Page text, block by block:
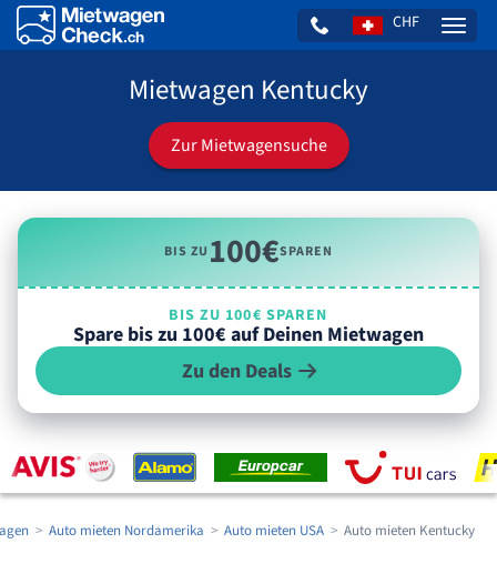
CHF
Mietwagen Kentucky
Zur Mietwagensuche
BIS ZU100€SPAREN
BIS ZU 100€ SPAREN
Spare bis zu 100€ auf Deinen Mietwagen
Zu den Deals
Auto mieten Nordamerika Auto mieten USA Auto mieten Kentucky